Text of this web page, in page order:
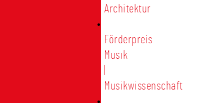
Architektur
Förderpreis
Musik
Musikwissenschaft